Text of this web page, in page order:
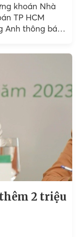
khoán Nhà
TP HCM
Anh thông báo
2 triệu